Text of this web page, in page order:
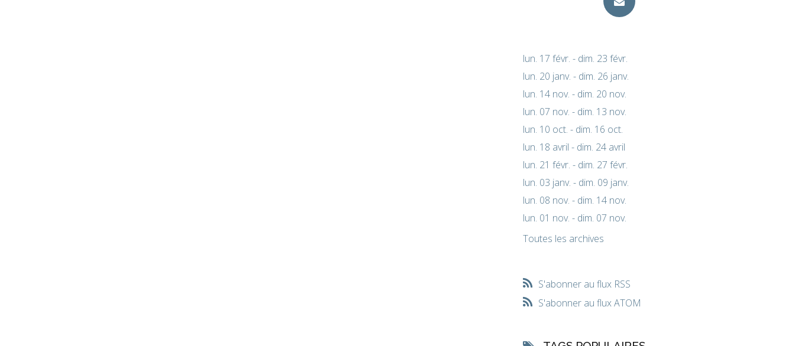
lun. 17 févr. - dim. 23 févr.
lun. 20 janv. - dim. 26 janv.
lun. 14 nov. - dim. 20 nov.
lun. 07 nov. - dim. 13 nov.
lun. 10 oct. - dim. 16 oct.
lun. 18 avril - dim. 24 avril
lun. 21 févr. - dim. 27 févr.
lun. 03 janv. - dim. 09 janv.
lun. 08 nov. - dim. 14 nov.
lun. 01 nov. - dim. 07 nov.
Toutes les archives
S'abonner au flux RSS
S'abonner au flux ATOM